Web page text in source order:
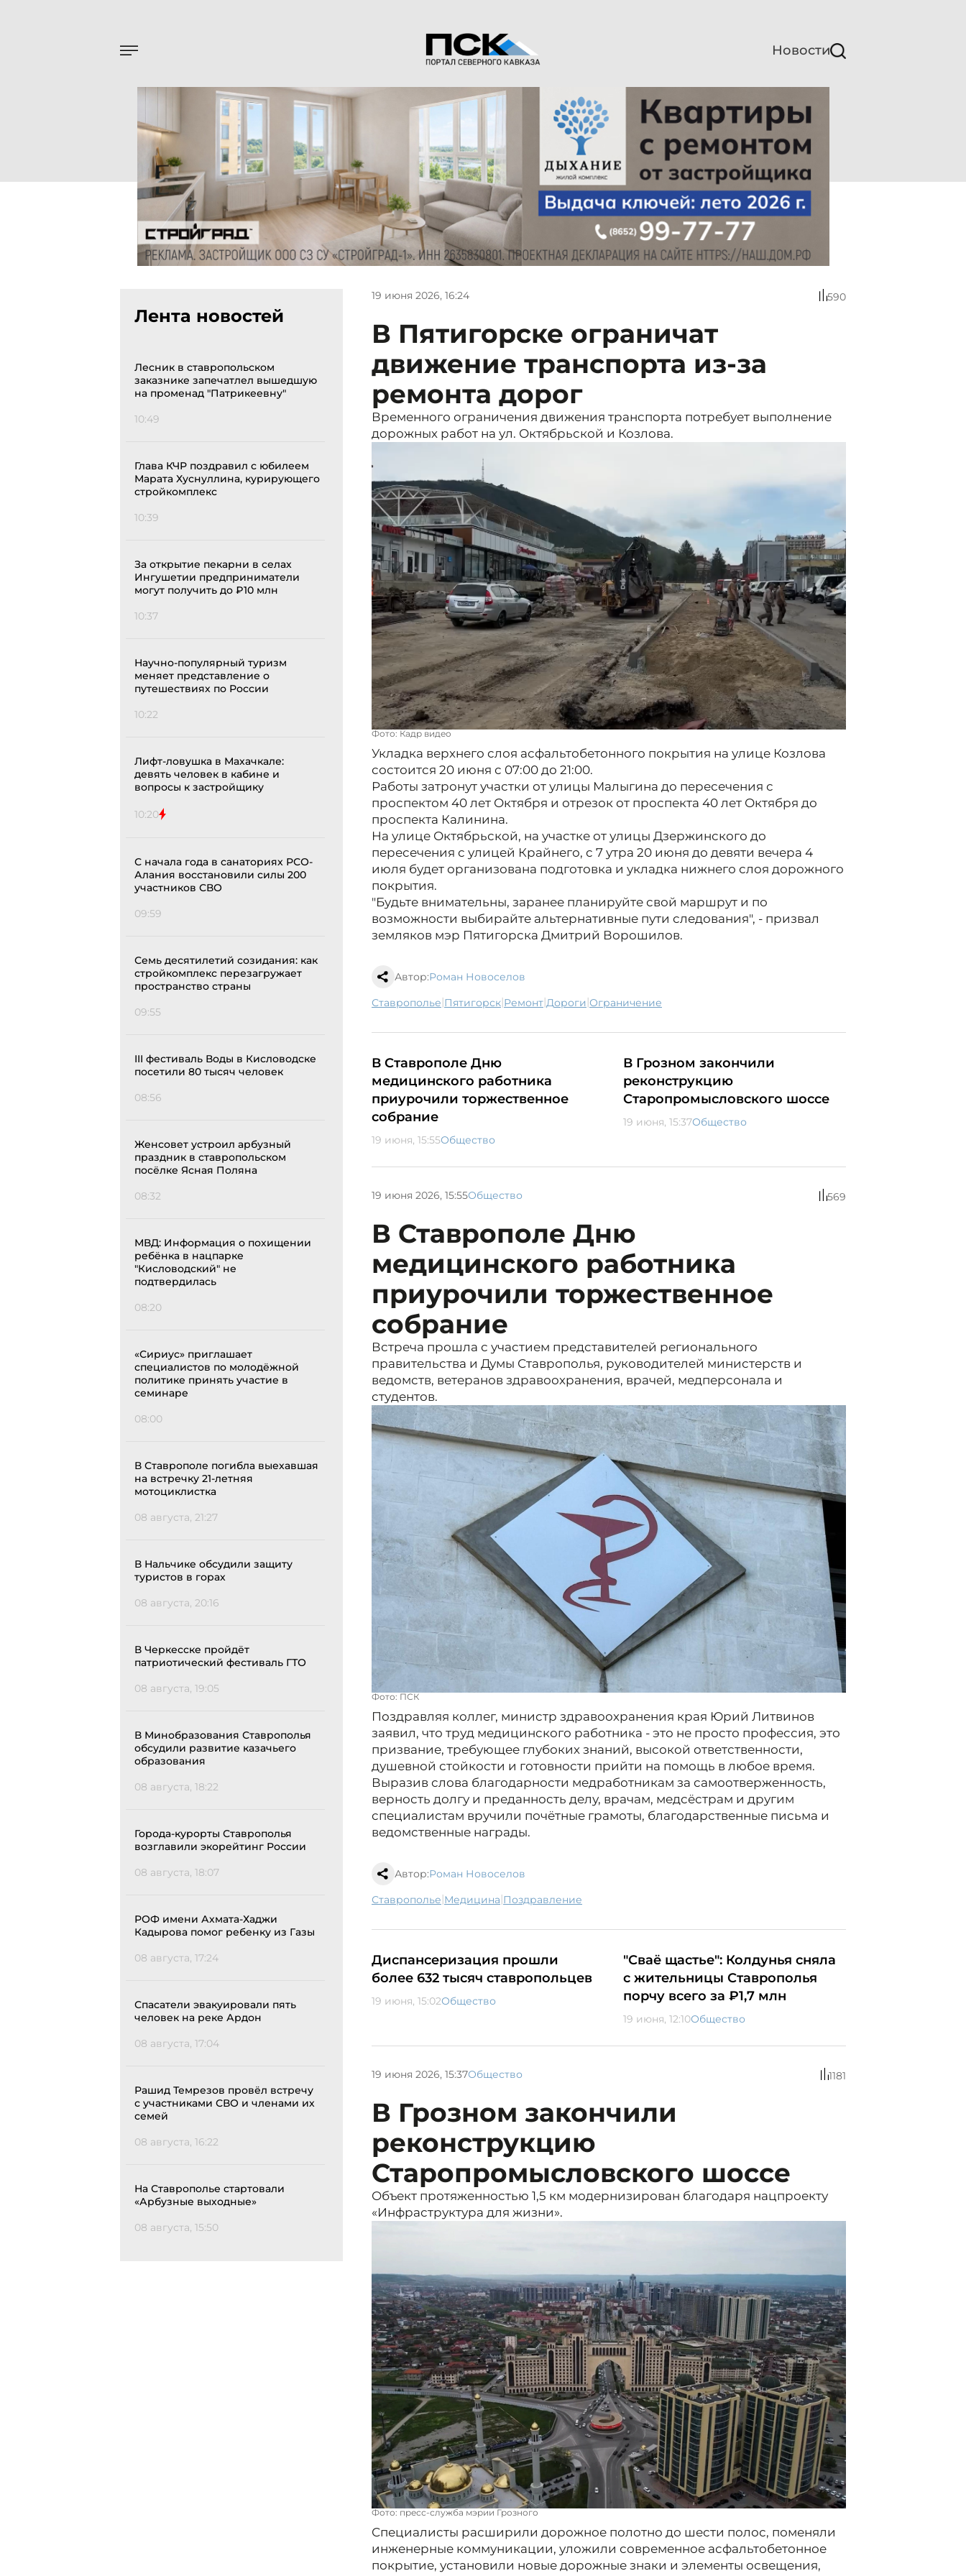
Новости
Лента новостей
Лесник в ставропольском
заказнике запечатлел вышедшую
на променад "Патрикеевну"
10:49
Глава КЧР поздравил с юбилеем
Марата Хуснуллина, курирующего
стройкомплекс
10:39
За открытие пекарни в селах
Ингушетии предприниматели
могут получить до ₽10 млн
10:37
Научно-популярный туризм
меняет представление о
путешествиях по России
10:22
Лифт-ловушка в Махачкале:
девять человек в кабине и
вопросы к застройщику
10:20
С начала года в санаториях РСО-
Алания восстановили силы 200
участников СВО
09:59
Семь десятилетий созидания: как
стройкомплекс перезагружает
пространство страны
09:55
III фестиваль Воды в Кисловодске
посетили 80 тысяч человек
08:56
Женсовет устроил арбузный
праздник в ставропольском
посёлке Ясная Поляна
08:32
МВД: Информация о похищении
ребёнка в нацпарке
"Кисловодский" не
подтвердилась
08:20
«Сириус» приглашает
специалистов по молодёжной
политике принять участие в
семинаре
08:00
В Ставрополе погибла выехавшая
на встречку 21-летняя
мотоциклистка
08 августа, 21:27
В Нальчике обсудили защиту
туристов в горах
08 августа, 20:16
В Черкесске пройдёт
патриотический фестиваль ГТО
08 августа, 19:05
В Минобразования Ставрополья
обсудили развитие казачьего
образования
08 августа, 18:22
Города-курорты Ставрополья
возглавили экорейтинг России
08 августа, 18:07
РОФ имени Ахмата-Хаджи
Кадырова помог ребенку из Газы
08 августа, 17:24
Спасатели эвакуировали пять
человек на реке Ардон
08 августа, 17:04
Рашид Темрезов провёл встречу
с участниками СВО и членами их
семей
08 августа, 16:22
На Ставрополье стартовали
«Арбузные выходные»
08 августа, 15:50
19 июня 2026, 16:24 590
В Пятигорске ограничат
движение транспорта из-за
ремонта дорог
Временного ограничения движения транспорта потребует выполнение
дорожных работ на ул. Октябрьской и Козлова.
Фото: Кадр видео
Укладка верхнего слоя асфальтобетонного покрытия на улице Козлова
состоится 20 июня с 07:00 до 21:00.
Работы затронут участки от улицы Малыгина до пересечения с
проспектом 40 лет Октября и отрезок от проспекта 40 лет Октября до
проспекта Калинина.
На улице Октябрьской, на участке от улицы Дзержинского до
пересечения с улицей Крайнего, с 7 утра 20 июня до девяти вечера 4
июля будет организована подготовка и укладка нижнего слоя дорожного
покрытия.
"Будьте внимательны, заранее планируйте свой маршрут и по
возможности выбирайте альтернативные пути следования", - призвал
земляков мэр Пятигорска Дмитрий Ворошилов.
Автор:Роман Новоселов
Ставрополье| Пятигорск| ремонт| дороги| ограничение
В Ставрополе Дню
медицинского работника
приурочили торжественное
собрание
19 июня, 15:55Общество
В Грозном закончили
реконструкцию
Старопромысловского шоссе
19 июня, 15:37Общество
19 июня 2026, 15:55Общество 569
В Ставрополе Дню
медицинского работника
приурочили торжественное
собрание
Встреча прошла с участием представителей регионального
правительства и Думы Ставрополья, руководителей министерств и
ведомств, ветеранов здравоохранения, врачей, медперсонала и
студентов.
Фото: ПСК
Поздравляя коллег, министр здравоохранения края Юрий Литвинов
заявил, что труд медицинского работника - это не просто профессия, это
призвание, требующее глубоких знаний, высокой ответственности,
душевной стойкости и готовности прийти на помощь в любое время.
Выразив слова благодарности медработникам за самоотверженность,
верность долгу и преданность делу, врачам, медсёстрам и другим
специалистам вручили почётные грамоты, благодарственные письма и
ведомственные награды.
Автор:Роман Новоселов
Ставрополье| медицина| поздравление
Диспансеризация прошли
более 632 тысяч ставропольцев
19 июня, 15:02Общество
"Сваё щастье": Колдунья сняла
с жительницы Ставрополья
порчу всего за ₽1,7 млн
19 июня, 12:10Общество
19 июня 2026, 15:37Общество 1181
В Грозном закончили
реконструкцию
Старопромысловского шоссе
Объект протяженностью 1,5 км модернизирован благодаря нацпроекту
«Инфраструктура для жизни».
Фото: пресс-служба мэрии Грозного
Специалисты расширили дорожное полотно до шести полос, поменяли
инженерные коммуникации, уложили современное асфальтобетонное
покрытие, установили новые дорожные знаки и элементы освещения,